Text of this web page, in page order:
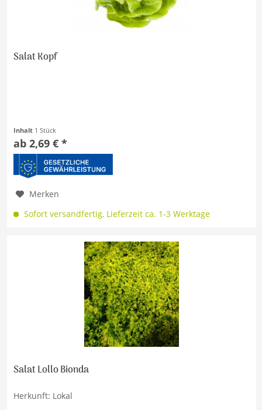
Salat Kopf
Inhalt 1 Stück
ab 2,69 € *
Merken
Sofort versandfertig, Lieferzeit ca. 1-3 Werktage
Salat Lollo Bionda
Herkunft: Lokal